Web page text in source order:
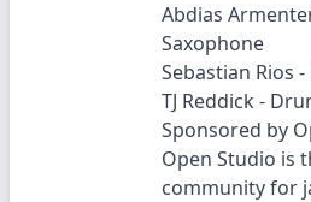
Abdias
Saxophone
Sebastian Rios -
TJ Reddick -
Sponsored by
Open Studio is
community for